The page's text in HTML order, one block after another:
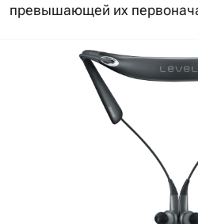
превышающей их